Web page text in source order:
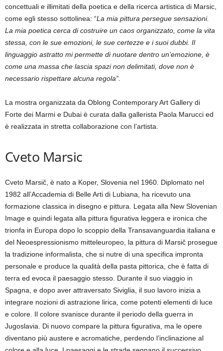
concettuali e illimitati della poetica e della ricerca artistica di Marsic,
come egli stesso sottolinea: “La mia pittura persegue sensazioni.
La mia poetica cerca di costruire un caos organizzato, come la vita
stessa, con le sue emozioni, le sue certezze e i suoi dubbi. Il
linguaggio astratto mi permette di nuotare dentro un’emozione, è
come una massa che lascia spazi non delimitati, dove non è
necessario rispettare alcuna regola”
La mostra organizzata da Oblong Contemporary Art Gallery di
Forte dei Marmi e Dubai è curata dalla gallerista Paola Marucci ed
è realizzata in stretta collaborazione con l’artista.
Cveto Marsic
Cveto Marsič, è nato a Koper, Slovenia nel 1960. Diplomato nel
1982 all’Accademia di Belle Arti di Lubiana, ha ricevuto una
formazione classica in disegno e pittura. Legata alla New Slovenian
Image e quindi legata alla pittura figurativa leggera e ironica che
trionfa in Europa dopo lo scoppio della Transavanguardia italiana e
del Neoespressionismo mitteleuropeo, la pittura di Marsič prosegue
la tradizione informalista, che si nutre di una specifica impronta
personale e produce la qualità della pasta pittorica, che è fatta di
terra ed evoca il paesaggio stesso. Durante il suo viaggio in
Spagna, e dopo aver attraversato Siviglia, il suo lavoro inizia a
integrare nozioni di astrazione lirica, come potenti elementi di luce
e colore. Il colore svanisce durante il periodo della guerra in
Jugoslavia. Di nuovo compare la pittura figurativa, ma le opere
diventano più austere e acromatiche, perdendo l’inclinazione al